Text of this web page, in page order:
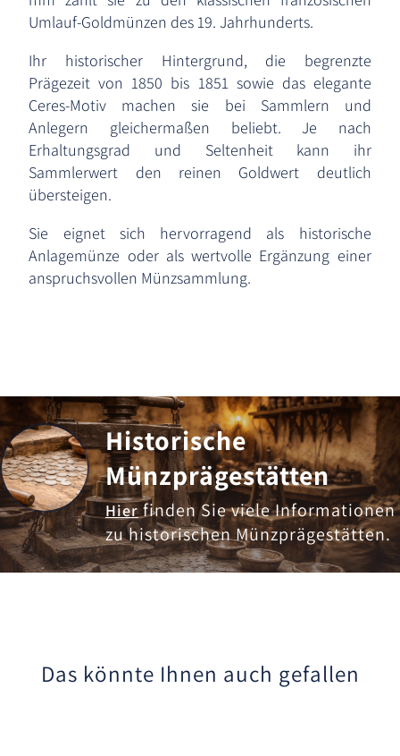
Umlauf-Goldmünzen des 19. Jahrhunderts.
Ihr historischer Hintergrund, die begrenzte
Prägezeit von 1850 bis 1851 sowie das elegante
Ceres-Motiv machen sie bei Sammlern und
Anlegern gleichermaßen beliebt. Je nach
Erhaltungsgrad und Seltenheit kann ihr
Sammlerwert den reinen Goldwert deutlich
übersteigen.
Sie eignet sich hervorragend als historische
Anlagemünze oder als wertvolle Ergänzung einer
anspruchsvollen Münzsammlung.
Historische
Münzprägestätten
Hierfinden Sie viele Informationen
zu historischen Münzprägestätten.
Das könnte Ihnen auch gefallen